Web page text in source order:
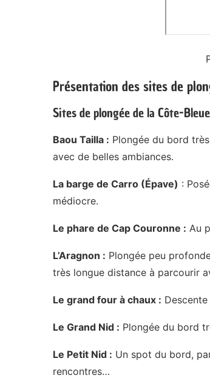
Présentation des sites de
Sites de plongée de la Côte-Bleue
Baou Tailla : Plongée du bord
avec de belles ambiances.
La barge de Carro (Épave) :
médiocre.
Le phare de Cap Couronne : Au
L’Aragnon : Plongée peu
très longue distance à parcourir
Le grand four à chaux :
Le Grand Nid : Plongée du bord
Le Petit Nid : Un spot du bord,
rencontres…